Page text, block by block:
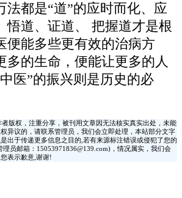
法都是“道”的应时而化、应
悟道、证道、 把握道才是根
便能多些更有效的治病方
多的生命，便能让更多的人
医”的振兴则是历史的必
版权，注重分享，被刊用文章因无法核实真实出处，未能
异议的，请联系管理员，我们会立即处理，本站部分文字
出于传递更多信息之目的,若有来源标注错误或侵犯了您的
员邮箱：15053971836@139.com)，情况属实，我们会
表示歉意,谢谢!